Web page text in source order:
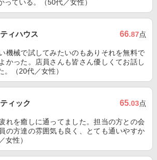
っている。（50代／女性）
ィハウス 66.87点
機械で試してみたいのもありそれを無料で
かった。店員さんも皆さん優しくてお話し
。（20代／女性）
ィック 65.03点
れを癒しに通ってました。担当の方との会
の方達の雰囲気も良く、とても通いやすか
女性）